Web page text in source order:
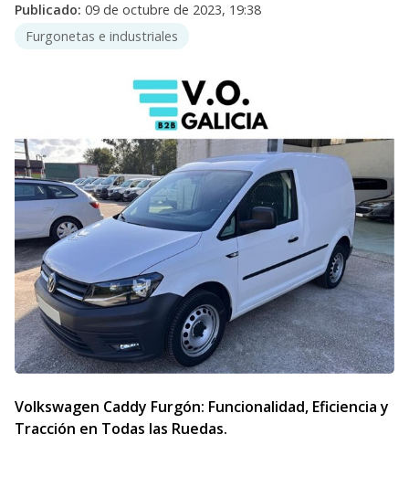
Publicado: 09 de octubre de 2023, 19:38
Furgonetas e industriales
Volkswagen Caddy Furgón: Funcionalidad, Eficiencia y
Tracción en Todas las Ruedas.